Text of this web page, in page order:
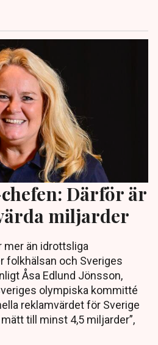
Därför är
miljarder
mer än idrottsliga
folkhälsan och Sveriges
Åsa Edlund Jönsson,
olympiska kommitté
reklamvärdet för Sverige
till minst 4,5 miljarder”,